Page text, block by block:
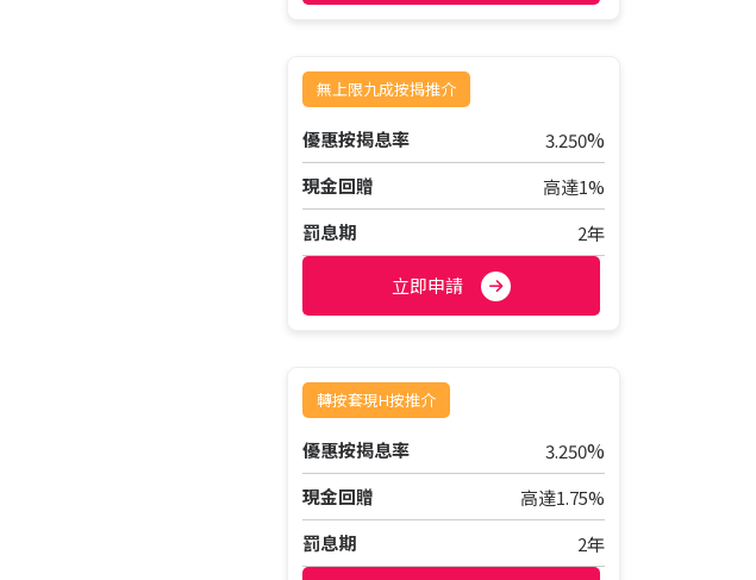
無上限九成按揭推介
優惠按揭息率 3.250%
現金回贈
高達1%
罰息期
2年
立即申請
轉按套現H按推介
優惠按揭息率 3.250%
現金回贈
高達1.75%
罰息期
2年